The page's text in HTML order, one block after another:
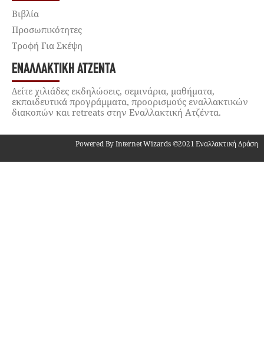
Βιβλία
Προσωπικότητες
Τροφή Για Σκέψη
ΕΝΑΛΛΑΚΤΙΚΉ ΑΤΖΈΝΤΑ
Δείτε χιλιάδες εκδηλώσεις, σεμινάρια, μαθήματα,
εκπαιδευτικά προγράμματα, προορισμούς εναλλακτικών
διακοπών και retreats στην Εναλλακτική Ατζέντα.
Powered By Internet Wizards ©2021 Εναλλακτική Δράση